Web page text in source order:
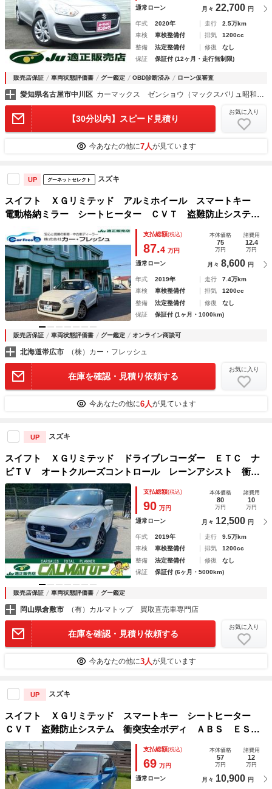
通常ローン 月々 22,700 円
年式 2020年 走行
2.5万km
車検
車検整備付 排気
1200cc
整備
法定整備付 修復
なし
保証
保証付 (12ヶ月・走行無制限)
販売店保証 車両状態評価書 グー鑑定 OBD診断済み ローン仮審査
愛知県名古屋市中川区 カーマックス ゼンショウ（マックスバリュ昭和橋）
【30分以内】スピード見積り
お気に入り
今あなたの他に7人が見ています
UP グーネットセレクト スズキ
スイフト ＸＧリミテッド アルミホイール スマートキー
電動格納ミラー シートヒーター ＣＶＴ 盗難防止システ
ム 衝突安全ボディ ＡＢＳ ＥＳＣ ＣＤ ＵＳＢ Ｂｌｕ
ｅｔｏｏｔｈ エアコン パワーステアリング パワーウィン
ドウ
支払総額(税込)
87.4 万円
本体価格
75
万円
諸費用
12.4
万円
通常ローン 月々 8,600 円
年式 2019年 走行
7.4万km
車検
車検整備付 排気
1200cc
整備
法定整備付 修復
なし
保証
保証付 (1ヶ月・1000km)
販売店保証 車両状態評価書 グー鑑定 オンライン商談可
北海道帯広市 （株）カー・フレッシュ
在庫を確認・見積り依頼する
お気に入り
今あなたの他に6人が見ています
UP スズキ
スイフト ＸＧリミテッド ドライブレコーダー ＥＴＣ ナ
ビＴＶ オートクルーズコントロール レーンアシスト 衝突
被害軽減システム アルミホイール オートライト スマート
キー シートヒーター ＣＶＴ ＧＯＯ鑑定車 買取直売車両
支払総額(税込)
90 万円
本体価格
80
万円
諸費用
10
万円
通常ローン 月々 12,500 円
年式 2019年 走行
9.5万km
車検
車検整備付 排気
1200cc
整備
法定整備付 修復
なし
保証
保証付 (6ヶ月・5000km)
販売店保証 車両状態評価書 グー鑑定
岡山県倉敷市 （有）カルマトップ 買取直売車専門店
在庫を確認・見積り依頼する
お気に入り
今あなたの他に3人が見ています
UP スズキ
スイフト ＸＧリミテッド スマートキー シートヒーター
ＣＶＴ 盗難防止システム 衝突安全ボディ ＡＢＳ ＥＳ
Ｃ ＣＤ ＵＳＢ エアコン パワーステアリング パワーウ
ィンドウ
支払総額(税込)
69 万円
本体価格
57
万円
諸費用
12
万円
通常ローン 月々 10,900 円